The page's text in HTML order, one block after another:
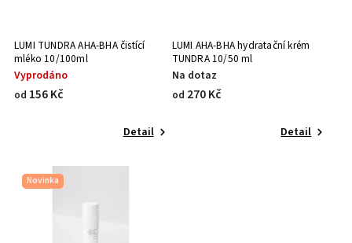
LUMI TUNDRA AHA-BHA čistící
mléko 10/100ml
Vyprodáno
od 156 Kč
Detail
LUMI AHA-BHA hydratační krém
TUNDRA 10/50 ml
Na dotaz
od 270 Kč
Detail
Novinka